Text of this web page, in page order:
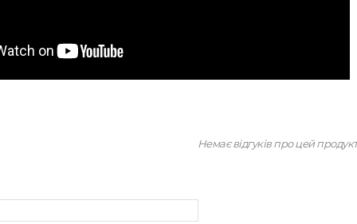
Немає відгуків про цей продукт